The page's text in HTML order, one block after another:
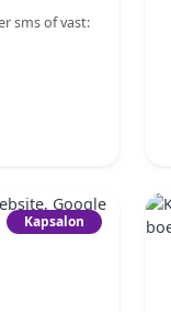
sms of vast:
Kapsalon